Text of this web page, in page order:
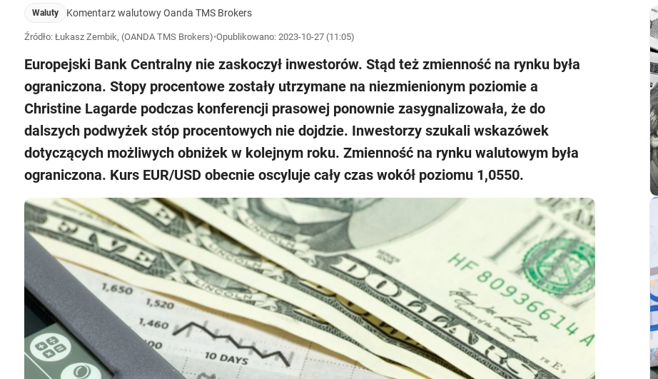
Waluty Komentarz walutowy Oanda TMS Brokers
Źródło: Łukasz Zembik, (OANDA TMS Brokers)•Opublikowano: 2023-10-27 (11:05)
Europejski Bank Centralny nie zaskoczył inwestorów. Stąd też zmienność na rynku była
ograniczona. Stopy procentowe zostały utrzymane na niezmienionym poziomie a
Christine Lagarde podczas konferencji prasowej ponownie zasygnalizowała, że do
dalszych podwyżek stóp procentowych nie dojdzie. Inwestorzy szukali wskazówek
dotyczących możliwych obniżek w kolejnym roku. Zmienność na rynku walutowym była
ograniczona. Kurs EUR/USD obecnie oscyluje cały czas wokół poziomu 1,0550.